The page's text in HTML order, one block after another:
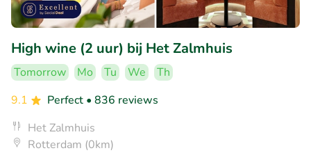
High wine (2 uur) bij Het Zalmhuis
Tomorrow Mo Tu We
Th
9.1
Perfect • 836 reviews
Het Zalmhuis
Rotterdam (0km)